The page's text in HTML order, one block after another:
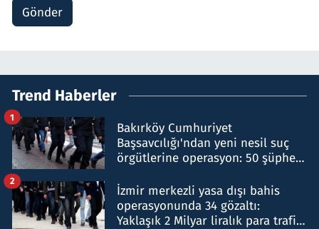
Gönder
Trend Haberler
Bakırköy Cumhuriyet
Başsavcılığı'ndan yeni nesil suç
örgütlerine operasyon: 50 şüpheli
1
İzmir merkezli yasa dışı bahis
operasyonunda 34 gözaltı:
Yaklaşık 2 Milyar liralık para trafiği
2